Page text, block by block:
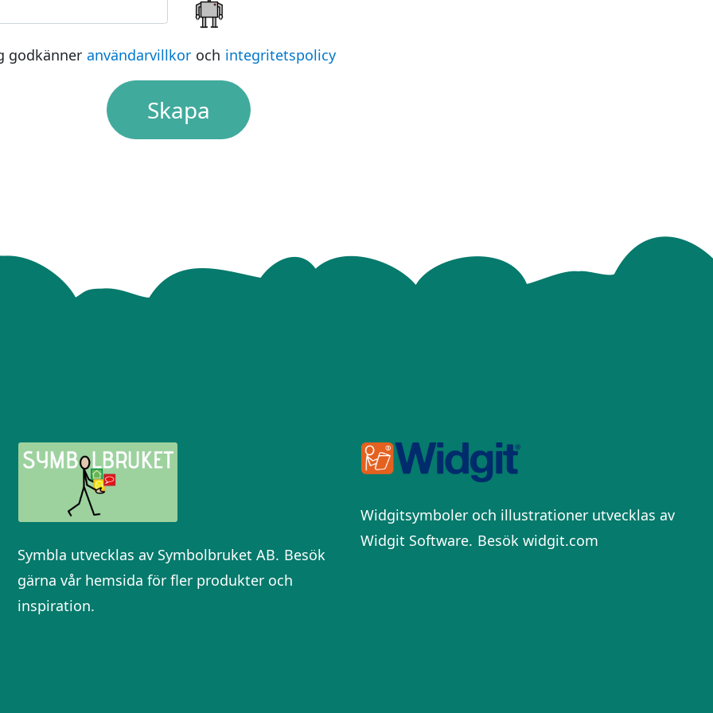
godkänner användarvillkor och integritetspolicy
Symbla utvecklas av Symbolbruket AB. Besök
gärna vår hemsida för fler produkter och
inspiration.
Widgitsymboler och illustrationer utvecklas av
Widgit Software. Besök widgit.com